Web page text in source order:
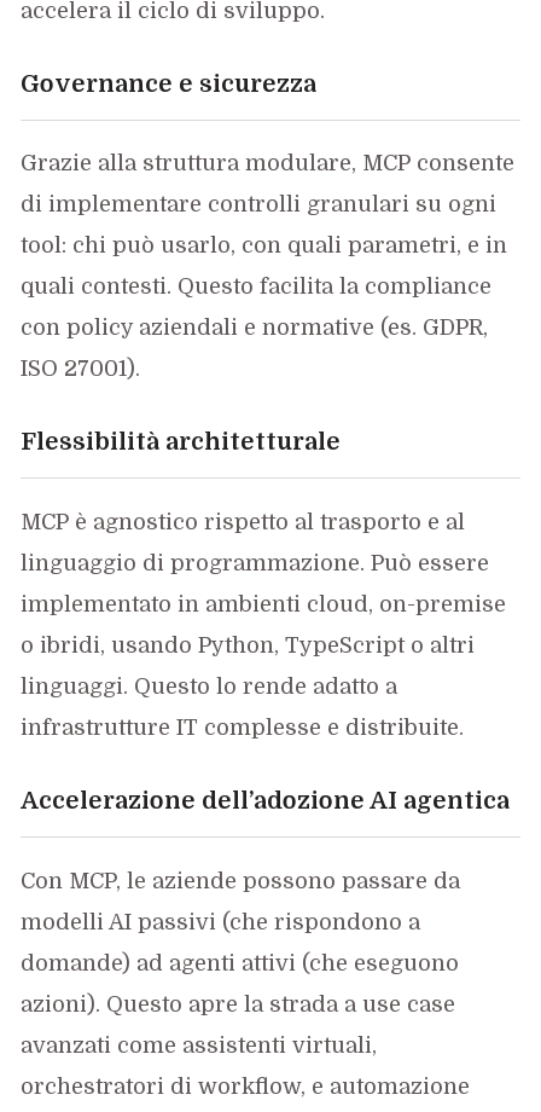
accelera il ciclo di sviluppo.
Governance e sicurezza
Grazie alla struttura modulare, MCP consente
di implementare controlli granulari su ogni
tool: chi può usarlo, con quali parametri, e in
quali contesti. Questo facilita la compliance
con policy aziendali e normative (es. GDPR,
ISO 27001).
Flessibilità architetturale
MCP è agnostico rispetto al trasporto e al
linguaggio di programmazione. Può essere
implementato in ambienti cloud, on-premise
o ibridi, usando Python, TypeScript o altri
linguaggi. Questo lo rende adatto a
infrastrutture IT complesse e distribuite.
Accelerazione dell’adozione AI agentica
Con MCP, le aziende possono passare da
modelli AI passivi (che rispondono a
domande) ad agenti attivi (che eseguono
azioni). Questo apre la strada a use case
avanzati come assistenti virtuali,
orchestratori di workflow, e automazione